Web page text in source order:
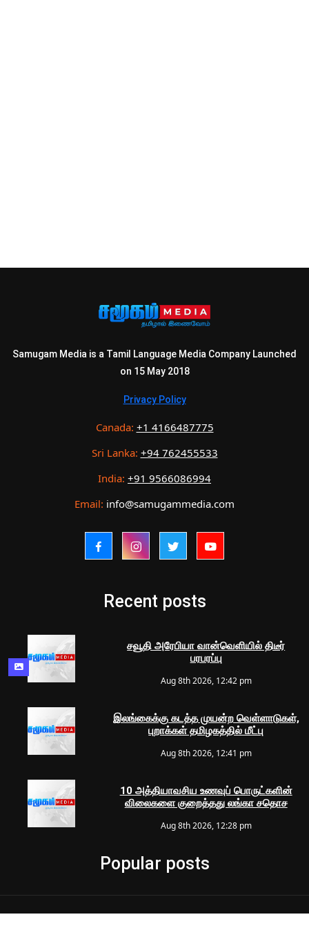
Samugam Media is a Tamil Language Media Company Launched
on 15 May 2018
Privacy Policy
Canada: +1 4166487775
Sri Lanka: +94 762455533
India: +91 9566086994
Email: info@samugammedia.com
Recent posts
சவூதி அரேபியா வான்வெளியில் திடீர்
பரபரப்பு
Aug 8th 2026, 12:42 pm
இலங்கைக்கு கடத்த முயன்ற வெள்ளாடுகள்,
புறாக்கள் தமிழகத்தில் மீட்பு
Aug 8th 2026, 12:41 pm
10 அத்தியாவசிய உணவுப் பொருட்களின்
விலைகளை குறைத்தது லங்கா சதொச
Aug 8th 2026, 12:28 pm
Popular posts